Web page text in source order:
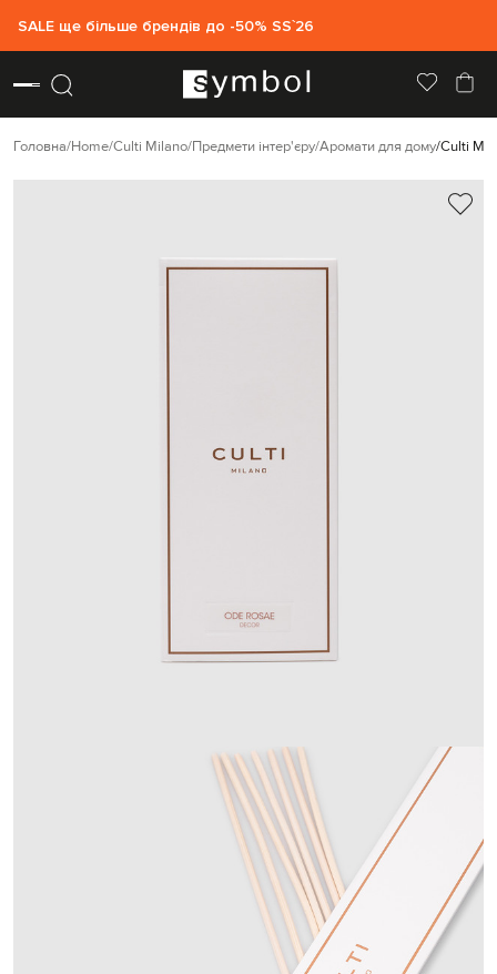
SALE ще більше брендів до -50% SS`26
Головна Home Culti Milano Предмети інтер'єру Аромати для дому Culti